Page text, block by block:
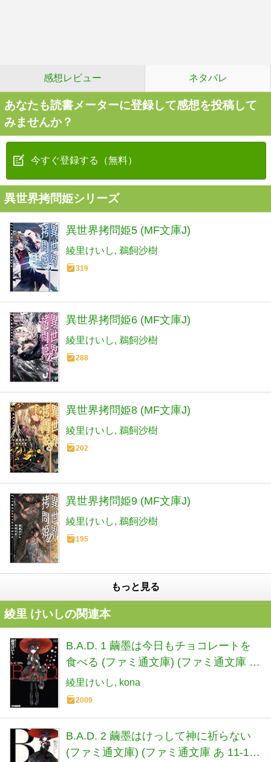
感想レビュー ネタバレ
あなたも読書メーターに登録して感想を投稿して
みませんか？
今すぐ登録する（無料）
異世界拷問姫シリーズ
異世界拷問姫5 (MF文庫J)
綾里けいし 鵜飼沙樹
319
異世界拷問姫6 (MF文庫J)
綾里けいし 鵜飼沙樹
288
異世界拷問姫8 (MF文庫J)
綾里けいし 鵜飼沙樹
202
異世界拷問姫9 (MF文庫J)
綾里けいし 鵜飼沙樹
195
もっと見る
綾里 けいしの関連本
B.A.D. 1 繭墨は今日もチョコレートを
食べる (ファミ通文庫) (ファミ通文庫 あ
11-1-1)
綾里けいし kona
2009
B.A.D. 2 繭墨はけっして神に祈らない
(ファミ通文庫) (ファミ通文庫 あ 11-1-